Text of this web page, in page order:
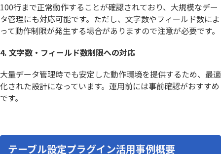
100行まで正常動作することが確認されており、大規模なデー
タ管理にも対応可能です。ただし、文字数やフィールド数によ
って動作制限が発生する場合がありますので注意が必要です。
4. 文字数・フィールド数制限への対応
大量データ管理時でも安定した動作環境を提供するため、最適
化された設計になっています。運用前には事前確認がおすすめ
です。
テーブル設定プラグイン活用事例概要